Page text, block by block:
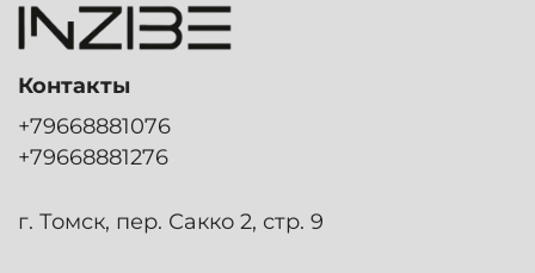
Контакты
+79668881076
+79668881276
г. Томск, пер. Сакко 2, стр. 9